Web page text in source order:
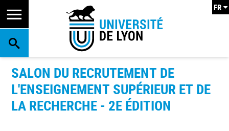
RECHERCHE
FR
SALON DU RECRUTEMENT DE
L'ENSEIGNEMENT SUPÉRIEUR ET DE
LA RECHERCHE - 2E ÉDITION